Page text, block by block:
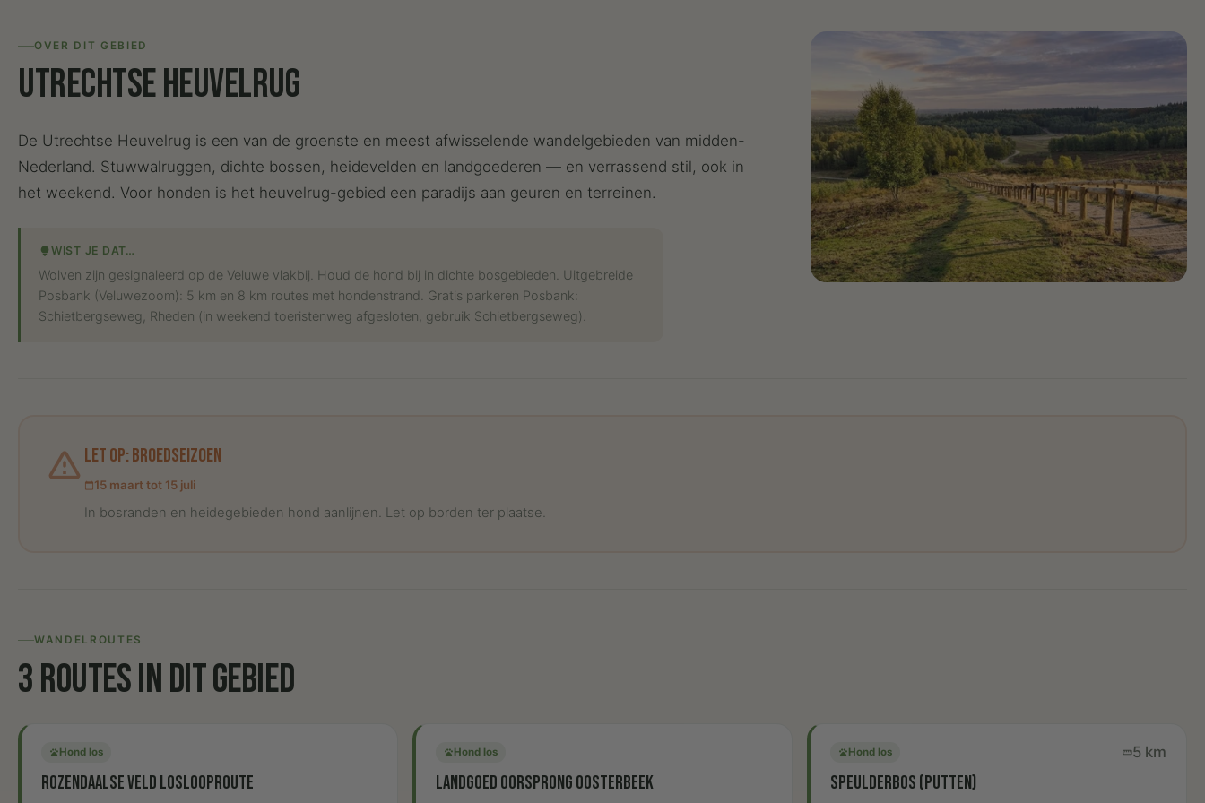
OVER DIT GEBIED
Utrechtse Heuvelrug
De Utrechtse Heuvelrug is een van de groenste en meest afwisselende wandelgebieden van midden-
Nederland. Stuwwalruggen, dichte bossen, heidevelden en landgoederen — en verrassend stil, ook in
het weekend. Voor honden is het heuvelrug-gebied een paradijs aan geuren en terreinen.
lightbulb WIST JE DAT…
Wolven zijn gesignaleerd op de Veluwe vlakbij. Houd de hond bij in dichte bosgebieden. Uitgebreide
Posbank (Veluwezoom): 5 km en 8 km routes met hondenstrand. Gratis parkeren Posbank:
Schietbergseweg, Rheden (in weekend toeristenweg afgesloten, gebruik Schietbergseweg).
warning_amber Let op: broedseizoen
calendar_today15 maart tot 15 juli
In bosranden en heidegebieden hond aanlijnen. Let op borden ter plaatse.
WANDELROUTES
3 routes in dit gebied
petsHond los
Rozendaalse Veld loslooproute
petsHond los
Landgoed Oorsprong Oosterbeek
petsHond los straighten5 km
Speulderbos (Putten)